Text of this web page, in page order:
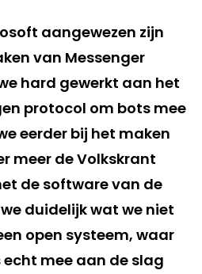
aangewezen zijn
van Messenger
hard gewerkt aan het
protocol om bots mee
eerder bij het maken
meer de Volkskrant
de software van de
duidelijk wat we niet
open systeem, waar
mee aan de slag